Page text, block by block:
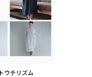
ウチリズム